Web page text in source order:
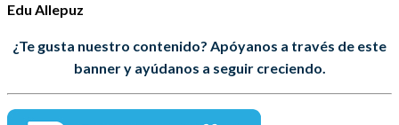
Edu Allepuz
¿Te gusta nuestro contenido? Apóyanos a través de este
banner y ayúdanos a seguir creciendo.